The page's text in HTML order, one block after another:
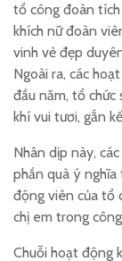
tổ công đoàn tích
khích nữ đoàn
vinh vẻ đẹp
Ngoài ra, các
đầu năm, tổ
khí vui tươi, gắn
Nhân dịp này,
phần quà ý
động viên của tổ
chị em trong
Chuỗi hoạt động